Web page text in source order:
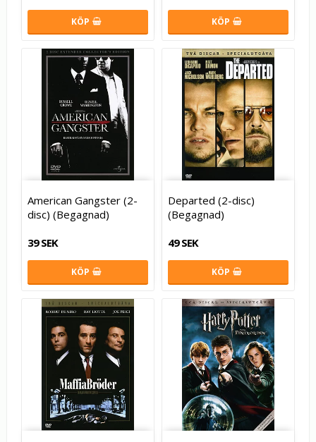
KÖP KÖP
American Gangster (2-
disc) (Begagnad)
39 SEK
KÖP
Departed (2-disc)
(Begagnad)
49 SEK
KÖP